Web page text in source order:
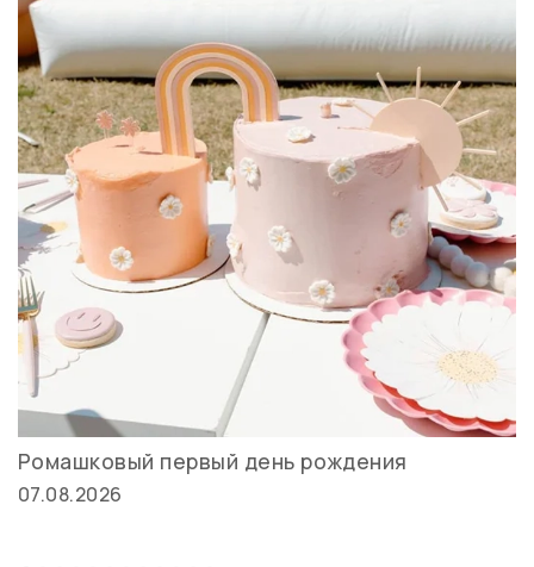
Ромашковый первый день рождения
07.08.2026